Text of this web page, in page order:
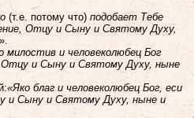
(т.е. потому что) подобает Тебе
Отцу и Сыну и Святому Духу,
милостив и человеколюбец Бог
Отцу и Сыну и Святому Духу, ныне
«Яко благ и человеколюбец Бог, еси
и Сыну и Святому Духу, ныне и